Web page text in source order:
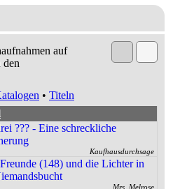
auf
den
• Titeln
??? - Eine schreckliche
Kaufhausdurchsage
(148) und die Lichter in
Mrs. Melrose